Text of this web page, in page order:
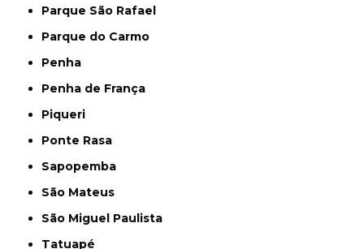
Parque São Rafael
Parque do Carmo
Penha
Penha de França
Piqueri
Ponte Rasa
Sapopemba
São Mateus
São Miguel Paulista
Tatuapé